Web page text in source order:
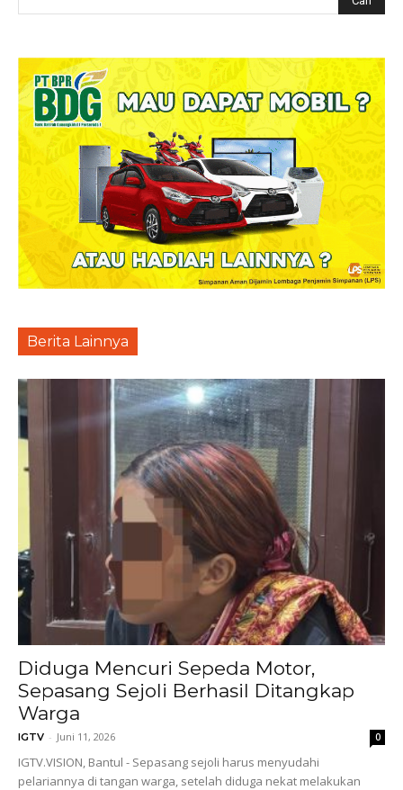
Berita Lainnya
Diduga Mencuri Sepeda Motor,
Sepasang Sejoli Berhasil Ditangkap
Warga
IGTV - Juni 11, 2026 0
IGTV.VISION, Bantul - Sepasang sejoli harus menyudahi
pelariannya di tangan warga, setelah diduga nekat melakukan